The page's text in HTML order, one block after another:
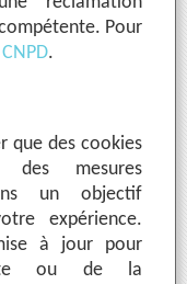
Pour
CNPD.
que des cookies
des mesures
un objectif
expérience.
à jour pour
ou de la